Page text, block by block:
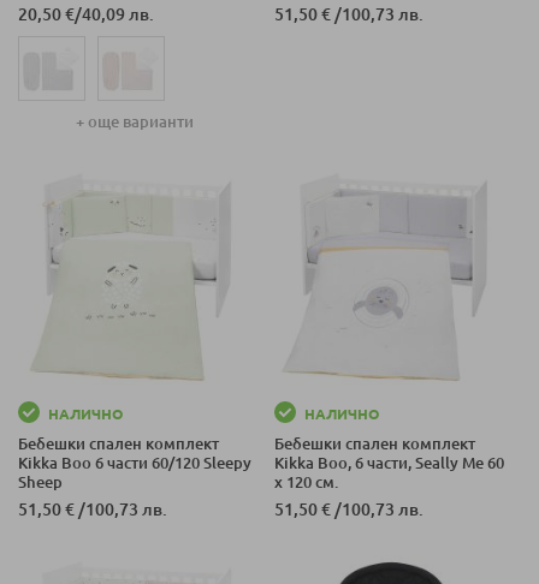
20,50 €/40,09 лв.
+ още варианти
51,50 € /100,73 лв.
НАЛИЧНО
Бебешки спален комплект
Kikka Boo 6 части 60/120 Sleepy
Sheep
51,50 € /100,73 лв.
НАЛИЧНО
Бебешки спален комплект
Kikka Boo, 6 части, Seally Me 60
x 120 см.
51,50 € /100,73 лв.